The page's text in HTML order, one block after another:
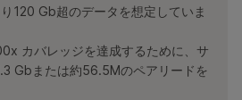
120 Gb超のデータを想定していま
カバレッジを達成するために、サ
Gbまたは約56.5Mのペアリードを